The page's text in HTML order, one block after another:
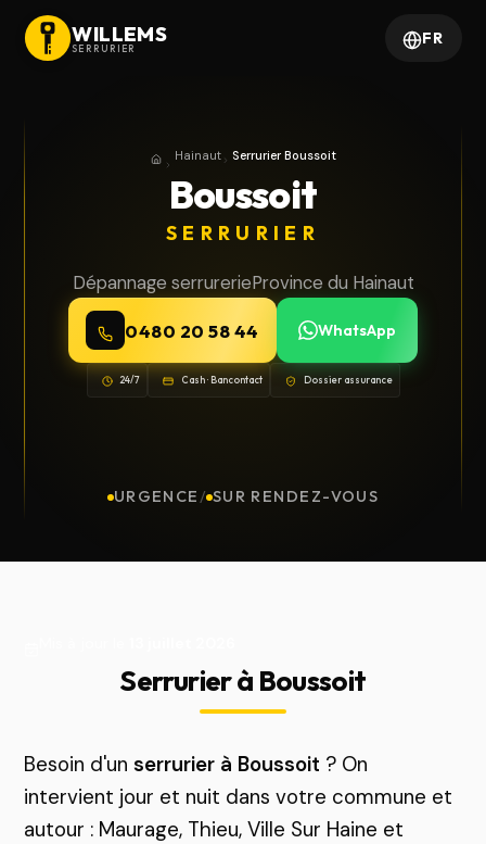
WILLEMS
SERRURIER FR
AccueilProvince du Hainaut
Hainaut Serrurier Boussoit
Boussoit
SERRURIER
Dépannage serrurerieProvince du Hainaut
0480 20 58 44 WhatsApp
24/7 Cash · Bancontact Dossier assurance
URGENCE / SUR RENDEZ-VOUS
Serrurier à Boussoit
Besoin d'unserrurier à Boussoit ? On
intervient jour et nuit dans votre commune et
autour : Maurage, Thieu, Ville Sur Haine et